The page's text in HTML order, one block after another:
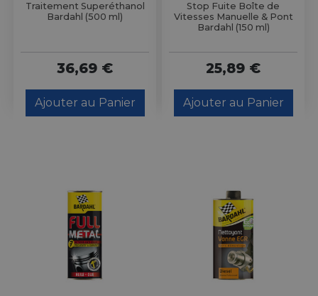
Traitement Superéthanol
Bardahl (500 ml)
36,69 €
Ajouter au Panier
Stop Fuite Boîte de
Vitesses Manuelle & Pont
Bardahl (150 ml)
25,89 €
Ajouter au Panier